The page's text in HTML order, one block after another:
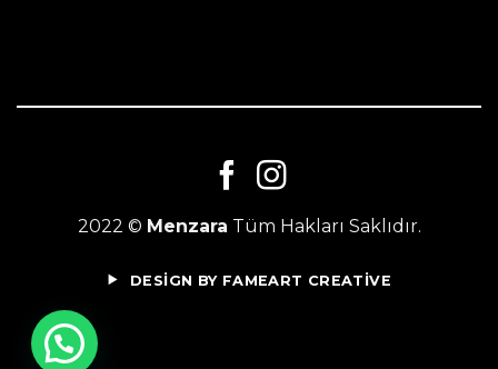
2022 © Menzara Tüm Hakları Saklıdır.
DESİGN BY FAMEART CREATİVE